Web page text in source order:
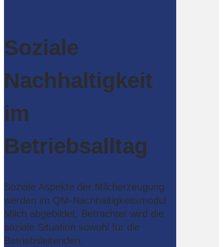
Soziale
Nachhaltigkeit
im
Betriebsalltag
Soziale Aspekte der Milcherzeugung
werden im QM-Nachhaltigkeitsmodul
Milch abgebildet. Betrachtet wird die
soziale Situation sowohl für die
Betriebsleitenden,